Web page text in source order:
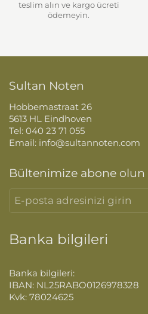
teslim alın ve kargo ücreti
ödemeyin.
Sultan Noten
Hobbemastraat 26
5613 HL Eindhoven
Tel: 040 23 71 055
Email: info@sultannoten.com
Bültenimize abone olun
Banka bilgileri
Banka bilgileri:
IBAN: NL25RABO0126978328
Kvk: 78024625